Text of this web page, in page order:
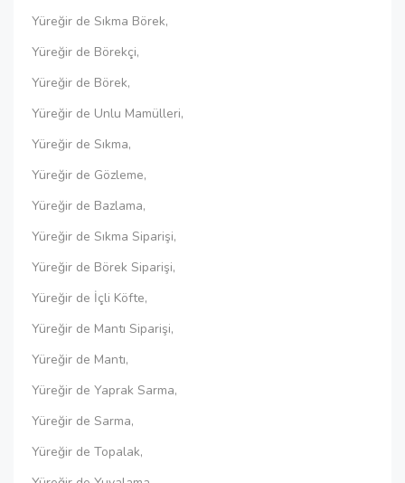
Yüreğir de Sıkma Börek,
Yüreğir de Börekçi,
Yüreğir de Börek,
Yüreğir de Unlu Mamülleri,
Yüreğir de Sıkma,
Yüreğir de Gözleme,
Yüreğir de Bazlama,
Yüreğir de Sıkma Siparişi,
Yüreğir de Börek Siparişi,
Yüreğir de İçli Köfte,
Yüreğir de Mantı Siparişi,
Yüreğir de Mantı,
Yüreğir de Yaprak Sarma,
Yüreğir de Sarma,
Yüreğir de Topalak,